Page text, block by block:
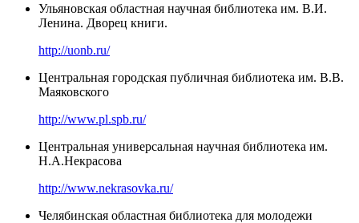
Ульяновская областная научная библиотека им. В.И.
Ленина. Дворец книги.
http://uonb.ru/
Центральная городская публичная библиотека им. В.В.
Маяковского
http://www.pl.spb.ru/
Центральная универсальная научная библиотека им.
Н.А.Некрасова
http://www.nekrasovka.ru/
Челябинская областная библиотека для молодежи